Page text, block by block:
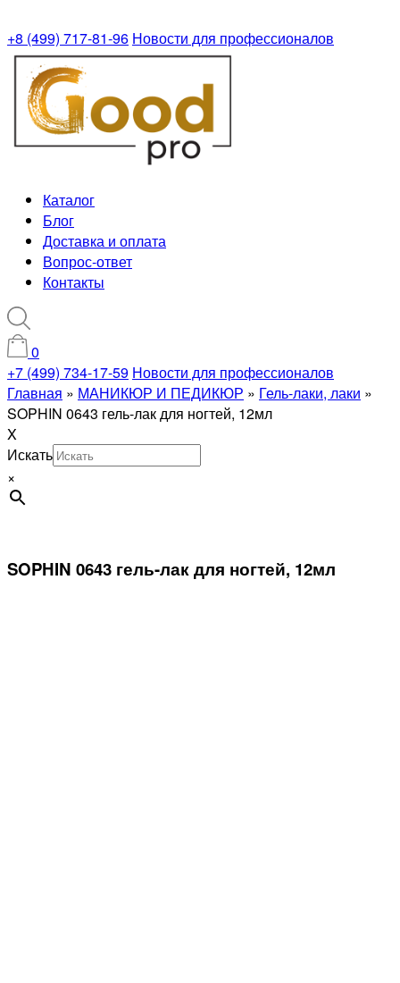
+8 (499) 717-81-96 Новости для профессионалов
Каталог
Блог
Доставка и оплата
Вопрос-ответ
Контакты
0
+7 (499) 734-17-59 Новости для профессионалов
Главная » МАНИКЮР И ПЕДИКЮР » Гель-лаки, лаки »
SOPHIN 0643 гель-лак для ногтей, 12мл
X
Искать
×
SOPHIN 0643 гель-лак для ногтей, 12мл